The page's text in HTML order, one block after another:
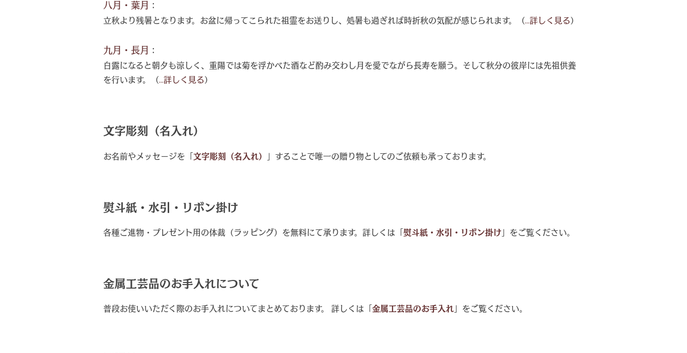
八月・葉月
：
立秋より残暑となります。お盆に帰ってこられた祖霊をお送りし、処暑も過ぎれば時折秋の気配が感じられます。（...詳しく見る）
九月・長月
：
白露になると朝夕も涼しく、重陽では菊を浮かべた酒など酌み交わし月を愛でながら長寿を願う。そして秋分の彼岸には先祖供養
を行います。（...詳しく見る）
文字彫刻（名入れ）
お名前やメッセージを「 文字彫刻（名入れ） 」することで唯一の贈り物としてのご依頼も承っております。
熨斗紙・水引・リボン掛け
各種ご進物・プレゼント用の体裁（ラッピング）を無料にて承ります。詳しくは「 熨斗紙・水引・リボン掛け 」をご覧ください。
金属工芸品のお手入れについて
普段お使いいただく際のお手入れについてまとめております。 詳しくは「 金属工芸品のお手入れ 」をご覧ください。